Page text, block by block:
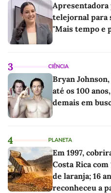
Apresentadora
telejornal para
"Mais tempo e
3 CIÊNCIA
Bryan
até os 100
demais em
4 PLANETA
Em 1997,
Costa Rica
de laranja; 16
reconheceu a